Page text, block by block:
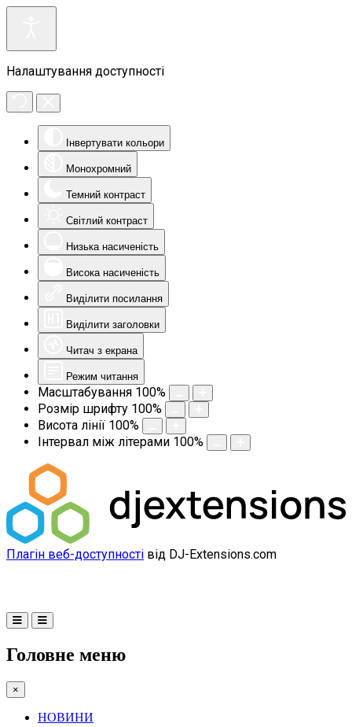
Налаштування доступності
Інвертувати кольори
Монохромний
Темний контраст
Світлий контраст
Низька насиченість
Висока насиченість
Виділити посилання
Виділити заголовки
Читач з екрана
Режим читання
Масштабування 100%
Розмір шрифту 100%
Висота лінії 100%
Інтервал між літерами 100%
Плагін веб-доступності від DJ-Extensions.com
Головне меню
×
НОВИНИ